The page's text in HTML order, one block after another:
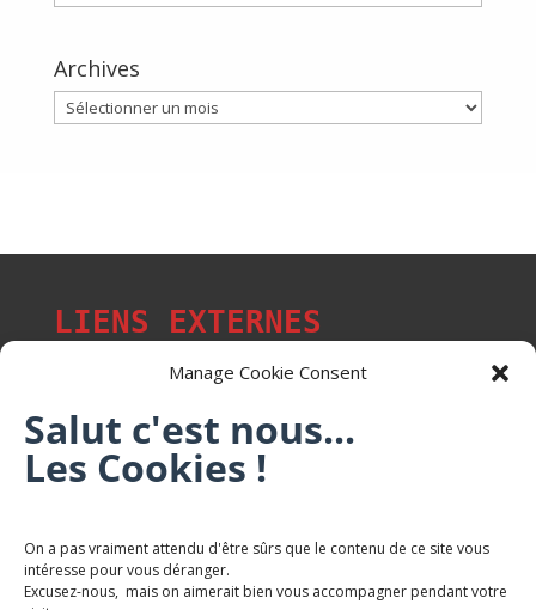
Manage Cookie Consent
Salut c'est nous...
Les Cookies !
On a pas vraiment attendu d'être sûrs que le contenu de ce site vous
intéresse pour vous déranger.
Excusez-nous, mais on aimerait bien vous accompagner pendant votre
Archives
Archives
LIENS EXTERNES
Les p'tits citoyens de Mont-Saint-Martin
Trail Saintmartinois Daniel FEITE
Karaté Mont Saint Martin